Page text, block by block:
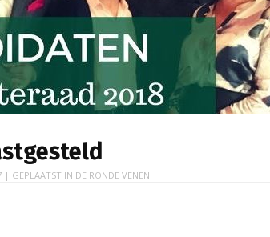
| GEPLAATST IN DE RONDE VENEN